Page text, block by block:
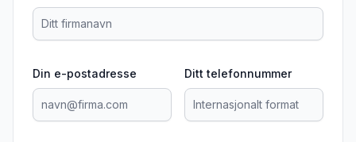
Din e-postadresse Ditt telefonnummer